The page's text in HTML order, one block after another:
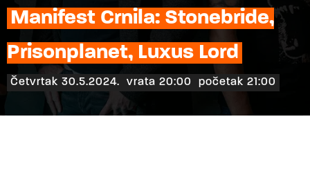
Manifest Crnila: Stonebride,
Prisonplanet, Luxus Lord
Četvrtak 30.5.2024. vrata 20:00 početak 21:00